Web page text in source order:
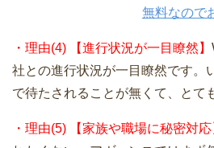
無料なので
・理由(4) 【進行状況が一目瞭然】
社との進行状況が一目瞭然です。
で待たされることが無くて、とて
・理由(5) 【家族や職場に秘密対応